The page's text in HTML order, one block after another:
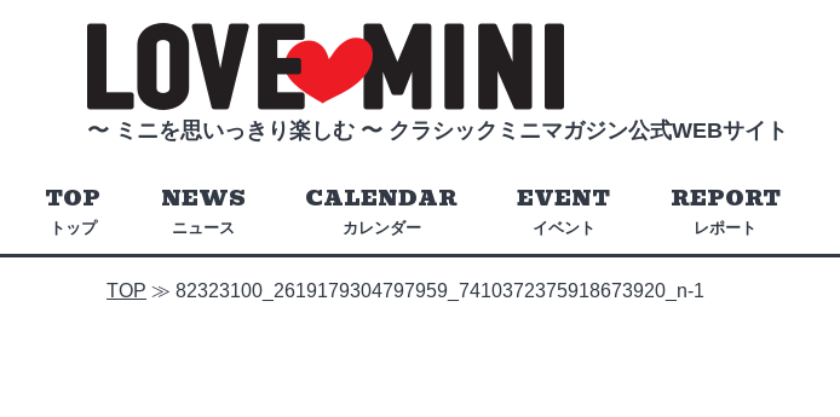
〜 ミニを思いっきり楽しむ 〜 クラシックミニマガジン公式WEBサイト
トップ
TOP
ニュース
NEWS
カレンダー
CALENDAR
イベント
EVENT
レポート
REPORT
TOP ≫ 82323100_2619179304797959_7410372375918673920_n-1